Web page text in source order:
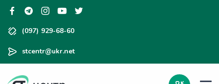
(097) 929-68-60
stcentr@ukr.net